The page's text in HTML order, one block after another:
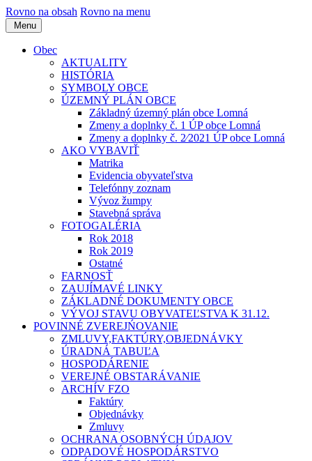
Rovno na obsah Rovno na menu
Menu
Obec
AKTUALITY
HISTÓRIA
SYMBOLY OBCE
ÚZEMNÝ PLÁN OBCE
Základný územný plán obce Lomná
Zmeny a doplnky č. 1 ÚP obce Lomná
Zmeny a doplnky č. 2⁄2021 ÚP obce Lomná
AKO VYBAVIŤ
Matrika
Evidencia obyvateľstva
Telefónny zoznam
Vývoz žumpy
Stavebná správa
FOTOGALÉRIA
Rok 2018
Rok 2019
Ostatné
FARNOSŤ
ZAUJÍMAVÉ LINKY
ZÁKLADNÉ DOKUMENTY OBCE
VÝVOJ STAVU OBYVATEĽSTVA K 31.12.
POVINNÉ ZVEREJŃOVANIE
ZMLUVY,FAKTÚRY,OBJEDNÁVKY
ÚRADNÁ TABUĽA
HOSPODÁRENIE
VEREJNÉ OBSTARÁVANIE
ARCHÍV FZO
Faktúry
Objednávky
Zmluvy
OCHRANA OSOBNÝCH ÚDAJOV
ODPADOVÉ HOSPODÁRSTVO